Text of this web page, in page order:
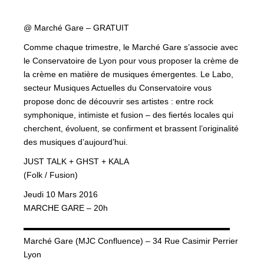
@ Marché Gare – GRATUIT
Comme chaque trimestre, le Marché Gare s’associe avec
le Conservatoire de Lyon pour vous proposer la crème de
la crème en matière de musiques émergentes. Le Labo,
secteur Musiques Actuelles du Conservatoire vous
propose donc de découvrir ses artistes : entre rock
symphonique, intimiste et fusion – des fiertés locales qui
cherchent, évoluent, se confirment et brassent l’originalité
des musiques d’aujourd’hui.
JUST TALK + GHST + KALA
(Folk / Fusion)
Jeudi 10 Mars 2016
MARCHE GARE – 20h
▬▬▬▬▬▬▬▬▬▬▬▬▬▬▬▬▬▬▬▬▬▬▬▬▬
Marché Gare (MJC Confluence) – 34 Rue Casimir Perrier
Lyon